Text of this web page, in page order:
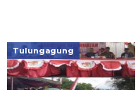
Tulungagung